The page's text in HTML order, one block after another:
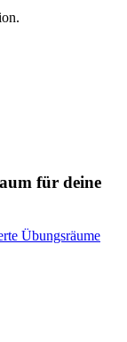
für deine
Übungsräume